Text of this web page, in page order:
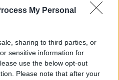
My Personal
sharing to third parties, or
sensitive information for
use the below opt-out
Please note that after your
Lucas
Ha giocato alcune
però non dovrebbero
categoria "EC con